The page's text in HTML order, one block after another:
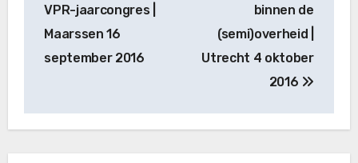
VPR-jaarcongres |
Maarssen 16
september 2016
binnen de
(semi)overheid |
Utrecht 4 oktober
2016